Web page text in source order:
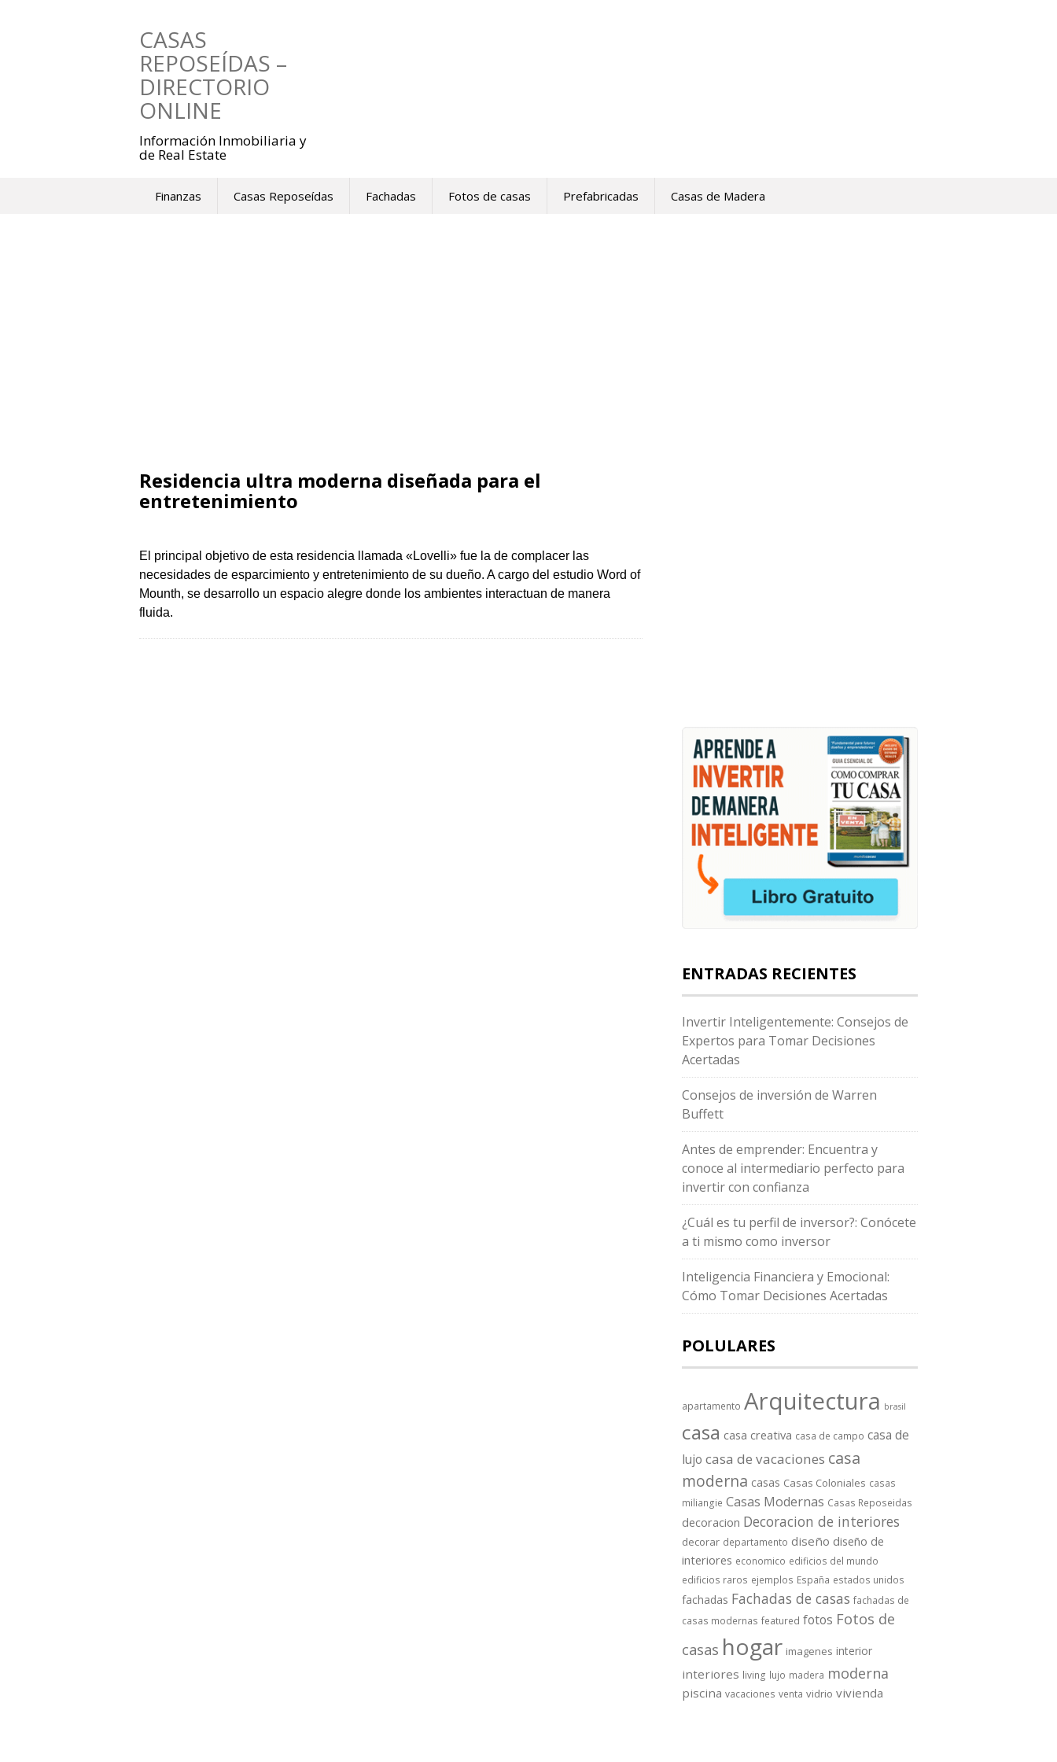
CASAS
REPOSEÍDAS –
DIRECTORIO
ONLINE
Información Inmobiliaria y
de Real Estate
Finanzas Casas Reposeídas Fachadas Fotos de casas Prefabricadas Casas de Madera
Residencia ultra moderna diseñada para el
entretenimiento
El principal objetivo de esta residencia llamada «Lovelli» fue la de complacer las
necesidades de esparcimiento y entretenimiento de su dueño. A cargo del estudio Word of
Mounth, se desarrollo un espacio alegre donde los ambientes interactuan de manera
fluida.
ENTRADAS RECIENTES
Invertir Inteligentemente: Consejos de
Expertos para Tomar Decisiones
Acertadas
Consejos de inversión de Warren
Buffett
Antes de emprender: Encuentra y
conoce al intermediario perfecto para
invertir con confianza
¿Cuál es tu perfil de inversor?: Conócete
a ti mismo como inversor
Inteligencia Financiera y Emocional:
Cómo Tomar Decisiones Acertadas
POLULARES
apartamento Arquitectura brasil
casa casa creativa casa de campo casa de
lujo casa de vacaciones casa
moderna casas Casas Coloniales casas
miliangie Casas Modernas Casas Reposeidas
decoracion Decoracion de interiores
decorar departamento diseño diseño de
interiores economico edificios del mundo
edificios raros ejemplos España estados unidos
fachadas Fachadas de casas fachadas de
casas modernas featured fotos Fotos de
casas hogar imagenes interior
interiores living lujo madera moderna
piscina vacaciones venta vidrio vivienda